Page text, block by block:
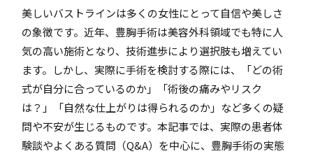
美しいバストラインは多くの女性にとって自信や美しさ
の象徴です。近年、豊胸手術は美容外科領域でも特に人
気の高い施術となり、技術進歩により選択肢も増えてい
ます。しかし、実際に手術を検討する際には、「どの術
式が自分に合っているのか」「術後の痛みやリスク
は？」「自然な仕上がりは得られるのか」など多くの疑
問や不安が生じるものです。本記事では、実際の患者体
験談やよくある質問（Q&A）を中心に、豊胸手術の実態